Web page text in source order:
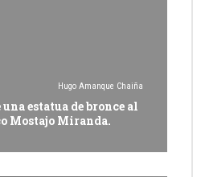
Hugo Amanque Chaiña
estatua de bronce al
Mostajo Miranda.